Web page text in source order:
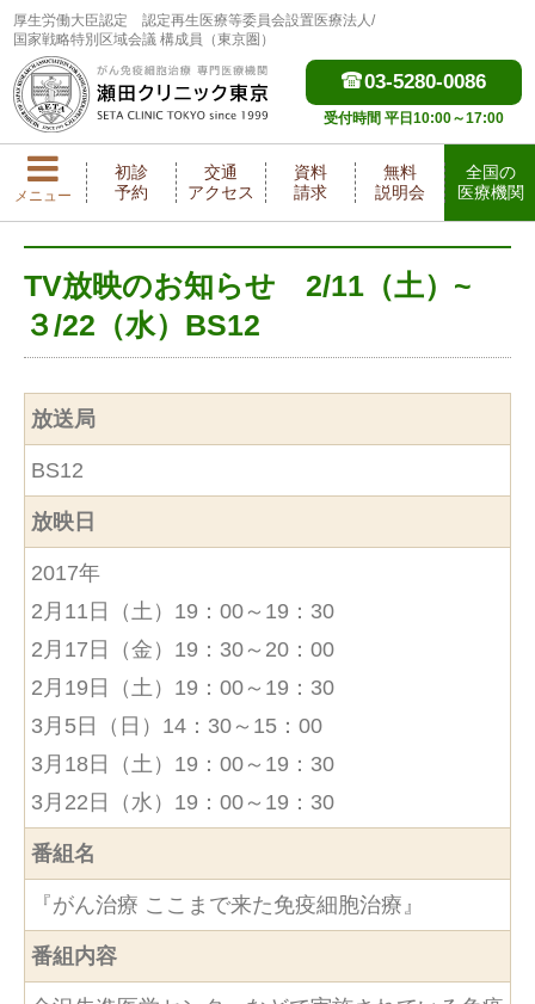
厚生労働大臣認定
認定再生医療等委員会設置医療法人/
国家戦略特別区域会議 構成員（東京圏）
03-5280-0086
受付時間 平日10:00～17:00
メニュー
初診
予約
交通
アクセス
資料
請求
無料
説明会
全国の
医療機関
TV放映のお知らせ 2/11（土）~
３/22（水）BS12
放送局
BS12
放映日
2017年
2月11日（土）19：00～19：30
2月17日（金）19：30～20：00
2月19日（土）19：00～19：30
3月5日（日）14：30～15：00
3月18日（土）19：00～19：30
3月22日（水）19：00～19：30
番組名
『がん治療 ここまで来た免疫細胞治療』
番組内容